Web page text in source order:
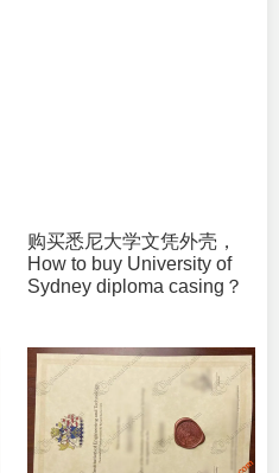
购买悉尼大学文凭外壳，
How to buy University of
Sydney diploma casing？